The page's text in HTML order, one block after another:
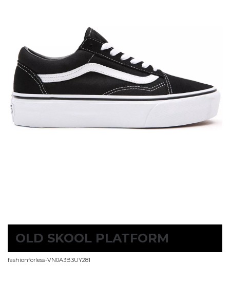
OLD SKOOL PLATFORM
fashionforless-VN0A3B3UY281